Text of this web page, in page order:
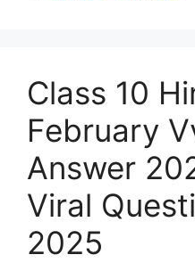
Class 10
February
Answer
Viral
2025